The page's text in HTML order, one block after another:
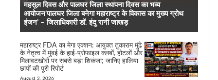
महसूल दिवस और पालघर जिला स्थापना दिवस का भव्य
आयोजन’पालघर जिला बनेगा महाराष्ट्र के विकास का मुख्य ग्रोथ
इंजन’ – जिलाधिकारी डॉ. इंदु रानी जाखड़
महाराष्ट्र FDA का मेगा एक्शन: आयुक्त तुकाराम मुंढे
के नेतृत्व में मुंबई के हाई-प्रोफाइल क्लबों, होटलों और
मिलावटखोरों पर सबसे बड़ा शिकंजा; जानिए हालिया
छापों की पूरी रिपोर्ट
August 2, 2026